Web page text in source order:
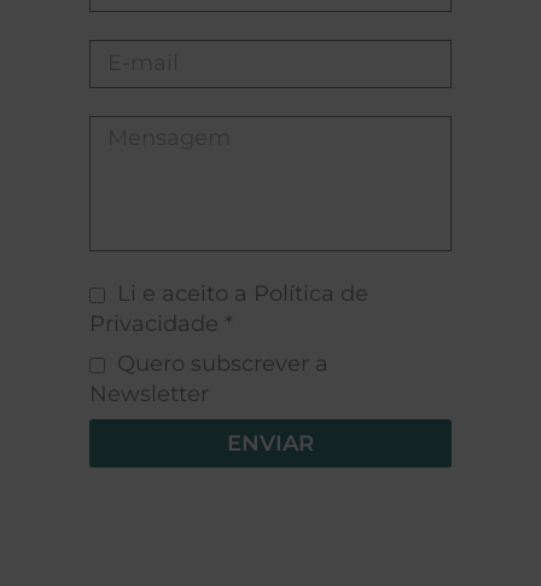
Li e aceito a Política de
Privacidade *
Quero subscrever a
Newsletter
ENVIAR